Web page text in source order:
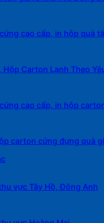
cao cấp, in hộp quà
Hộp Carton Lạnh Theo
cao cấp, in hộp
carton cứng đựng quà
vực Tây Hồ, Đông Anh